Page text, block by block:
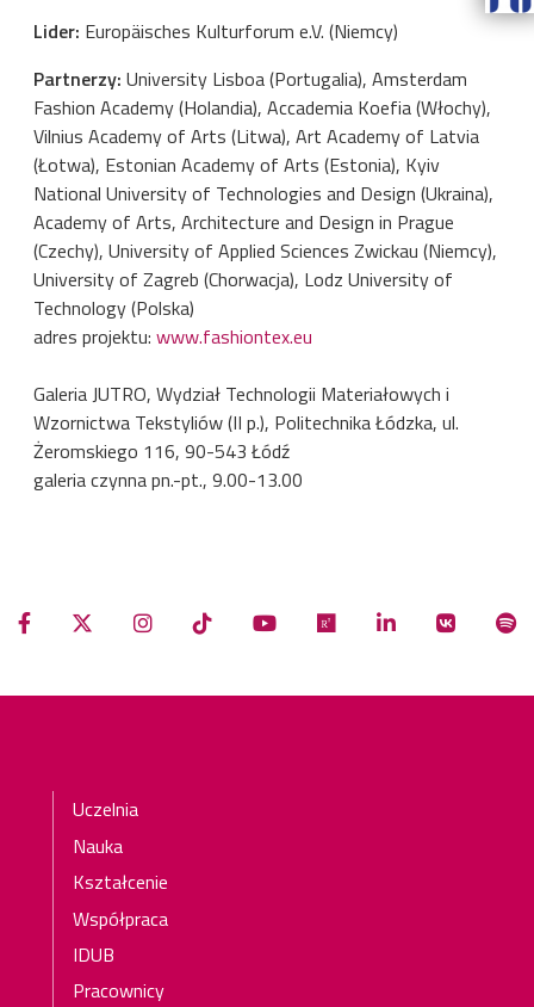
Lider: Europäisches Kulturforum e.V. (Niemcy)
Partnerzy: University Lisboa (Portugalia), Amsterdam
Fashion Academy (Holandia), Accademia Koefia (Włochy),
Vilnius Academy of Arts (Litwa), Art Academy of Latvia
(Łotwa), Estonian Academy of Arts (Estonia), Kyiv
National University of Technologies and Design (Ukraina),
Academy of Arts, Architecture and Design in Prague
(Czechy), University of Applied Sciences Zwickau (Niemcy),
University of Zagreb (Chorwacja), Lodz University of
Technology (Polska)
adres projektu: www.fashiontex.eu
Galeria JUTRO, Wydział Technologii Materiałowych i
Wzornictwa Tekstyliów (II p.), Politechnika Łódzka, ul.
Żeromskiego 116, 90-543 Łódź
galeria czynna pn.-pt., 9.00-13.00
Stopka
Uczelnia
Nauka
Kształcenie
Współpraca
IDUB
Pracownicy